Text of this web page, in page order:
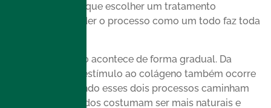
Por isso, mais do que escolher um tratamento
específico, entender o processo como um todo faz toda
O envelhecimento acontece de forma gradual. Da
mesma forma, o estímulo ao colágeno também ocorre
aos poucos. Quando esses dois processos caminham
juntos, os resultados costumam ser mais naturais e